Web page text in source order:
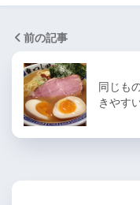
前の記事
同じも
きやす